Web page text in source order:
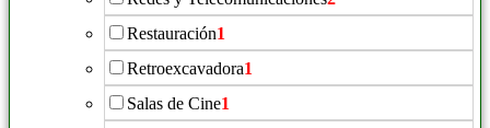
Restauración1
Retroexcavadora1
Salas de Cine1